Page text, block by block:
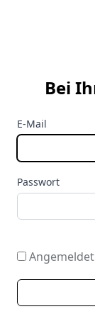
Bei
E-Mail
Passwort